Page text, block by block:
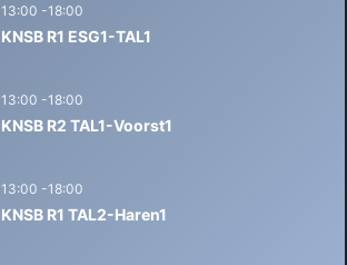
13:00 -18:00
KNSB R1 ESG1-TAL1
13:00 -18:00
KNSB R2 TAL1-Voorst1
13:00 -18:00
KNSB R1 TAL2-Haren1